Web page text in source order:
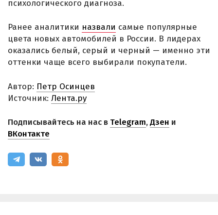
психологического диагноза.
Ранее аналитики назвали самые популярные
цвета новых автомобилей в России. В лидерах
оказались белый, серый и черный — именно эти
оттенки чаще всего выбирали покупатели.
Автор: Петр Осинцев
Источник: Лента.ру
Подписывайтесь на нас в Telegram,Дзен и
ВКонтакте